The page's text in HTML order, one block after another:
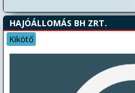
HAJÓÁLLOMÁS BH ZRT.
Kikötő